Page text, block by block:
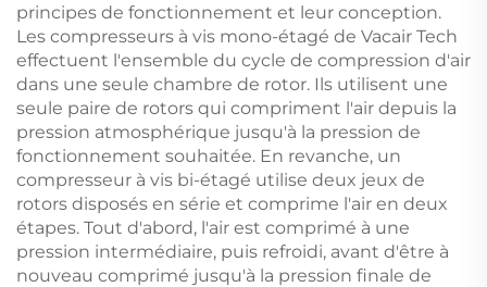
principes de fonctionnement et leur conception.
Les compresseurs à vis mono-étagé de Vacair Tech
effectuent l'ensemble du cycle de compression d'air
dans une seule chambre de rotor. Ils utilisent une
seule paire de rotors qui compriment l'air depuis la
pression atmosphérique jusqu'à la pression de
fonctionnement souhaitée. En revanche, un
compresseur à vis bi-étagé utilise deux jeux de
rotors disposés en série et comprime l'air en deux
étapes. Tout d'abord, l'air est comprimé à une
pression intermédiaire, puis refroidi, avant d'être à
nouveau comprimé jusqu'à la pression finale de